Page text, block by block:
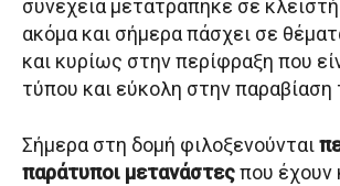
συνέχεια μετατράπηκε σε
ακόμα και σήμερα πάσχει σε
και κυρίως στην περίφραξη που
τύπου και εύκολη στην παραβίαση
Σήμερα στη δομή φιλοξενούνται
παράτυποι μετανάστεςπου έχουν